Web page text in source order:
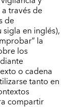
través de
de
en inglés),
la
los
o cadena
tanto en
compartir